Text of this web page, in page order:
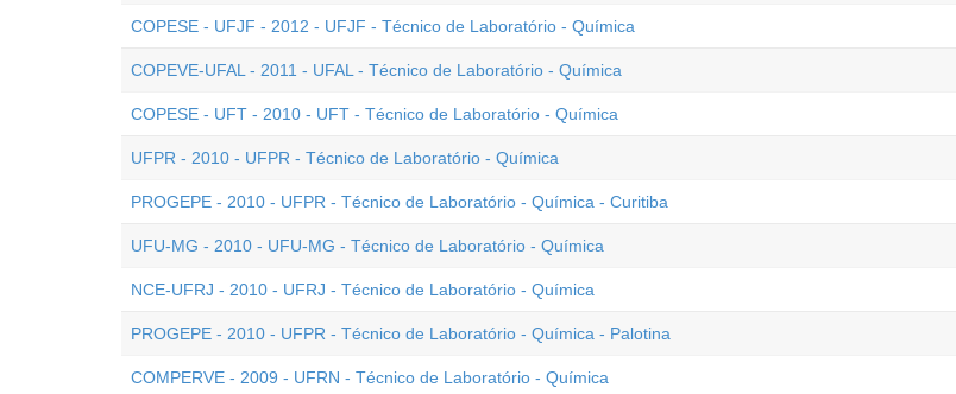
COPESE - UFJF - 2012 - UFJF - Técnico de Laboratório - Química
COPEVE-UFAL - 2011 - UFAL - Técnico de Laboratório - Química
COPESE - UFT - 2010 - UFT - Técnico de Laboratório - Química
UFPR - 2010 - UFPR - Técnico de Laboratório - Química
PROGEPE - 2010 - UFPR - Técnico de Laboratório - Química - Curitiba
UFU-MG - 2010 - UFU-MG - Técnico de Laboratório - Química
NCE-UFRJ - 2010 - UFRJ - Técnico de Laboratório - Química
PROGEPE - 2010 - UFPR - Técnico de Laboratório - Química - Palotina
COMPERVE - 2009 - UFRN - Técnico de Laboratório - Química